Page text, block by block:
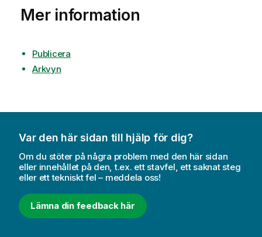
i
o
m
Mer information
Publicera
Arkvyn
Var den här sidan till hjälp för dig?
Om du stöter på några problem med den här sidan
eller innehållet på den, t.ex. ett stavfel, ett saknat steg
eller ett tekniskt fel – meddela oss!
Lämna din feedback här